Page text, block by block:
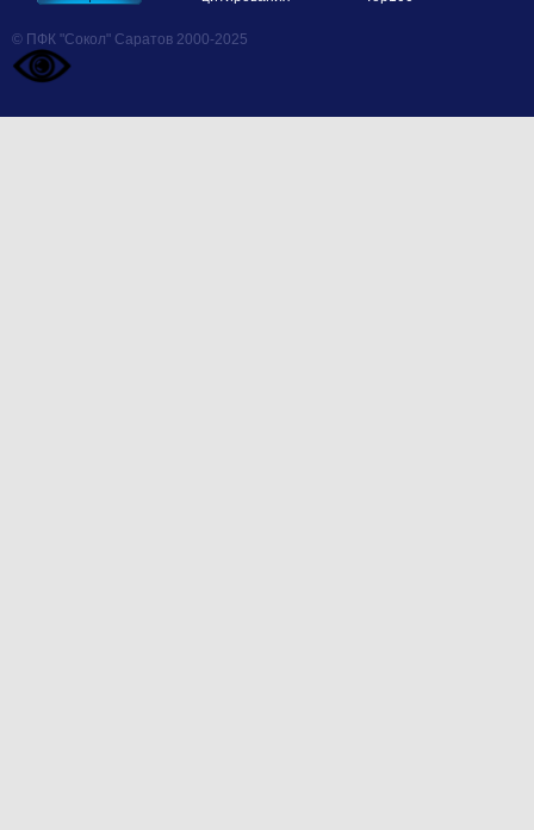
© ПФК "Сокол" Саратов 2000-2025